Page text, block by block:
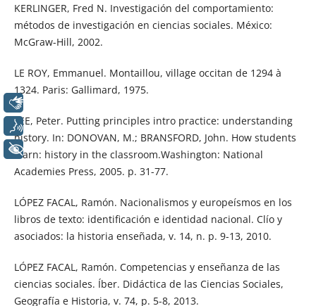
KERLINGER, Fred N. Investigación del comportamiento:
métodos de investigación en ciencias sociales. México:
McGraw-Hill, 2002.
LE ROY, Emmanuel. Montaillou, village occitan de 1294 à
1324. Paris: Gallimard, 1975.
LEE, Peter. Putting principles intro practice: understanding
history. In: DONOVAN, M.; BRANSFORD, John. How students
learn: history in the classroom.Washington: National
Academies Press, 2005. p. 31-77.
LÓPEZ FACAL, Ramón. Nacionalismos y europeísmos en los
libros de texto: identificación e identidad nacional. Clío y
asociados: la historia enseñada, v. 14, n. p. 9-13, 2010.
LÓPEZ FACAL, Ramón. Competencias y enseñanza de las
ciencias sociales. Íber. Didáctica de las Ciencias Sociales,
Geografía e Historia, v. 74, p. 5-8, 2013.
Voz
+ Acessibilidade